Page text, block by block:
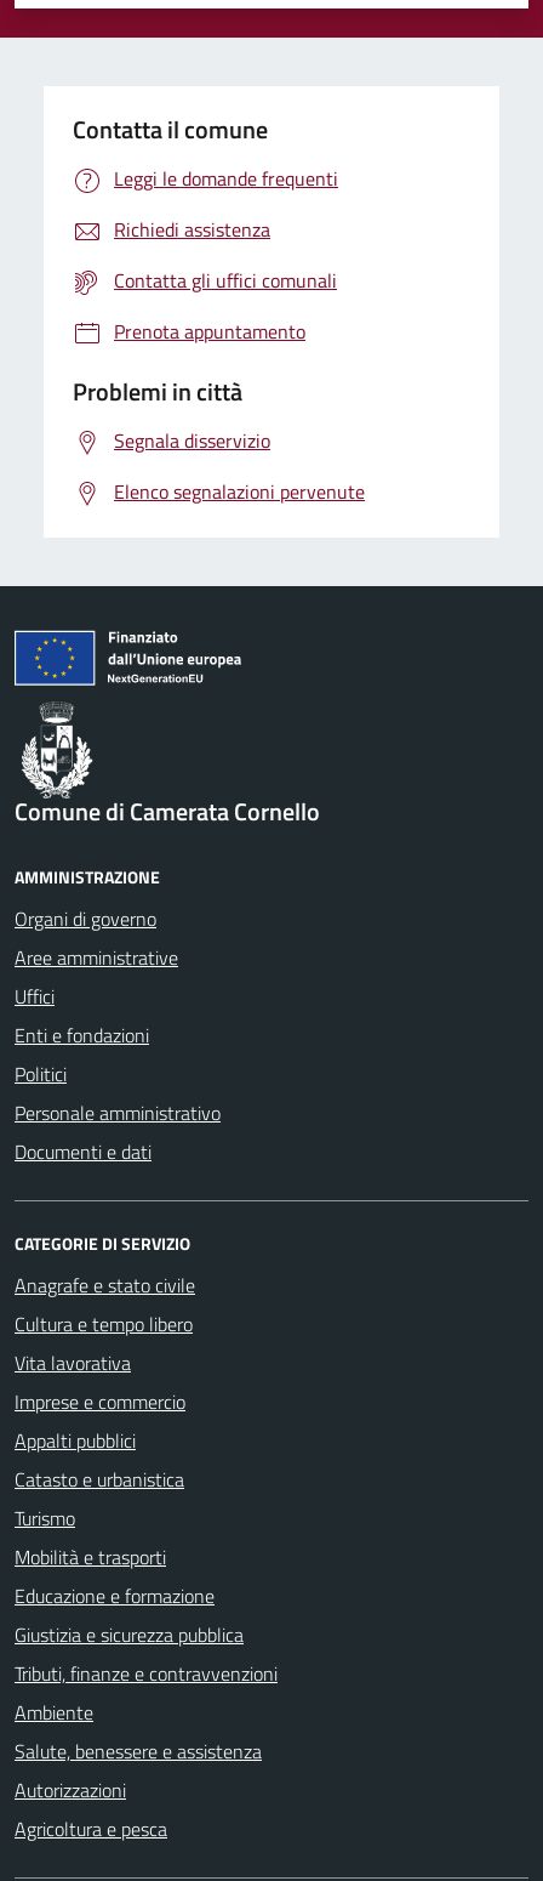
Contatta il comune
Leggi le domande frequenti
Richiedi assistenza
Contatta gli uffici comunali
Prenota appuntamento
Problemi in città
Segnala disservizio
Elenco segnalazioni pervenute
Comune di Camerata Cornello
AMMINISTRAZIONE
Organi di governo
Aree amministrative
Uffici
Enti e fondazioni
Politici
Personale amministrativo
Documenti e dati
CATEGORIE DI SERVIZIO
Anagrafe e stato civile
Cultura e tempo libero
Vita lavorativa
Imprese e commercio
Appalti pubblici
Catasto e urbanistica
Turismo
Mobilità e trasporti
Educazione e formazione
Giustizia e sicurezza pubblica
Tributi, finanze e contravvenzioni
Ambiente
Salute, benessere e assistenza
Autorizzazioni
Agricoltura e pesca